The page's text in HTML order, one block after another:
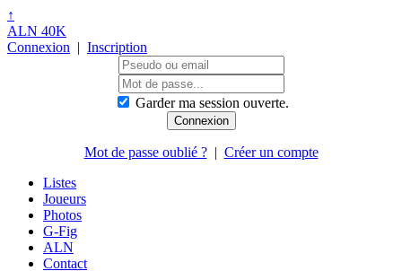
↑
ALN 40K
Connexion | Inscription
Garder ma session ouverte.
Mot de passe oublié ?| Créer un compte
Listes
Joueurs
Photos
G-Fig
ALN
Contact